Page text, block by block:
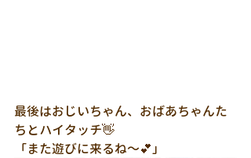
最後はおじいちゃん、おばあちゃんた
ちとハイタッチ👋
「また遊びに来るね～💕」